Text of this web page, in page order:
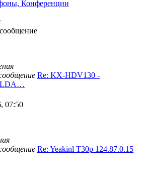
Конференции
Re: KX-HDV130 -
LDA…
07:50
Re: Yeakinl T30p 124.87.0.15